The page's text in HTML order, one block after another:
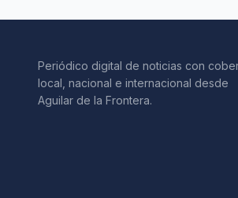
Periódico digital de noticias con
local, nacional e internacional desde
Aguilar de la Frontera.